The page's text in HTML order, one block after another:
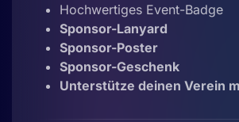
Hochwertiges Event-Badge
Sponsor-Lanyard
Sponsor-Poster
Sponsor-Geschenk
Unterstütze deinen Verein